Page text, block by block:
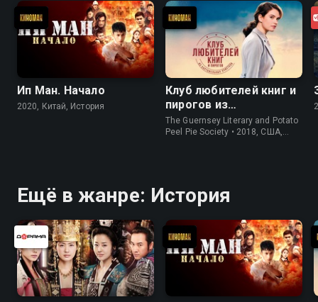
Ип Ман. Начало
2020, Китай, История
Клуб любителей книг и
пирогов из
картофельных
очистков
The Guernsey Literary and Potato
Peel Pie Society • 2018, США,
Ещё в жанре: История